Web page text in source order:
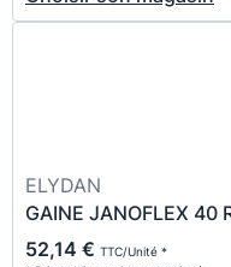
ELYDAN
GAINE JANOFLEX 40
52,14 € TTC/Unité *